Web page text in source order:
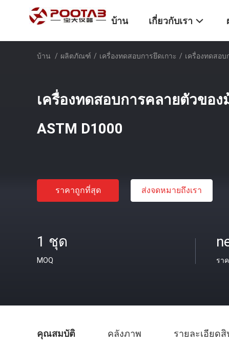
บ้าน เกี่ยวกับเรา
บ้าน / ผลิตภัณฑ์ / เครื่องทดสอบการยึดเกาะ / เครื่องทดสอบ
เครื่องทดสอบการคลายตัวของ
ASTM D1000
ราคาถูกที่สุด ส่งจดหมายถึงเรา
1 ชุด
MOQ รา
คุณสมบัติ คลังภาพ รายละเอียด